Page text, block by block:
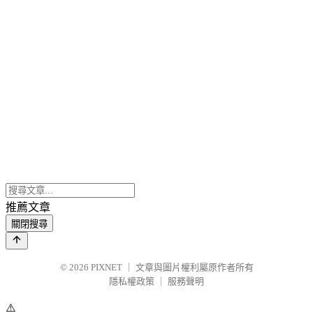
推薦文章
關閉搜尋
© 2026 PIXNET
文章與圖片權利屬原作者所有
隱私權政策
服務聲明
⚠️